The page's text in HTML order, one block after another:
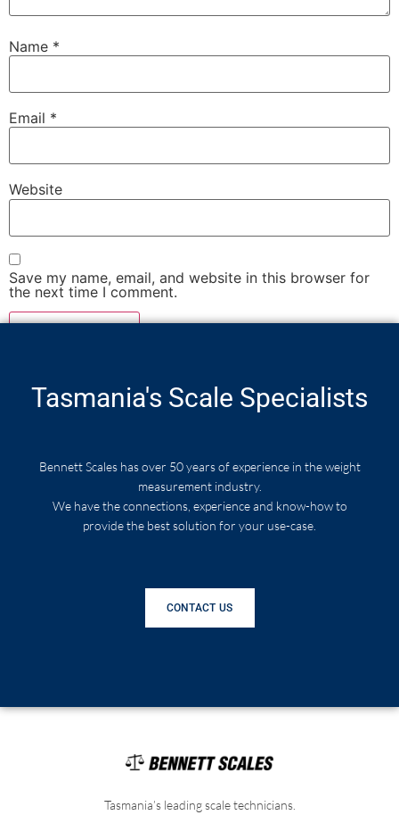
Name *
Email *
Website
Save my name, email, and website in this browser for
the next time I comment.
Tasmania's Scale Specialists
Bennett Scales has over 50 years of experience in the weight
measurement industry.
We have the connections, experience and know-how to
provide the best solution for your use-case.
CONTACT US
Tasmania’s leading scale technicians.